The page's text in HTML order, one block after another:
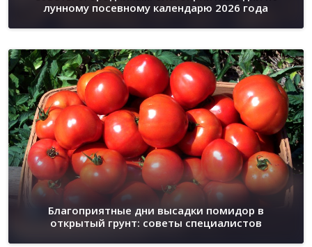
лунному посевному календарю 2026 года
Благоприятные дни высадки помидор в
открытый грунт: советы специалистов